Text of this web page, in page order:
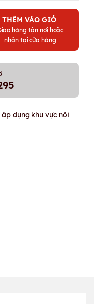
THÊM VÀO GIỎ
hàng tận nơi hoặc
nhận tại cửa hàng
dụng khu vực nội